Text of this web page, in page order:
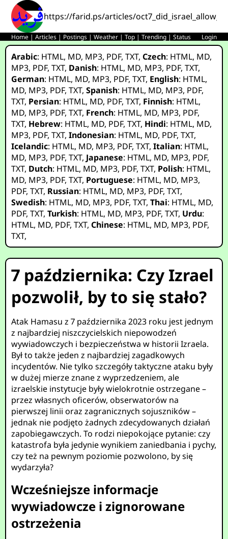
https://farid.ps/articles/
Home |Articles | Postings |Weather |Top |Trending |Status Login
Arabic: HTML, MD, MP3, PDF,TXT,Czech: HTML, MD,
MP3, PDF,TXT, Danish: HTML, MD, MP3, PDF,TXT,
German: HTML, MD, MP3, PDF,TXT, English: HTML,
MD, MP3, PDF,TXT,Spanish: HTML, MD, MP3, PDF,
TXT, Persian: HTML, MD, PDF,TXT, Finnish: HTML,
MD, MP3, PDF,TXT, French: HTML, MD, MP3, PDF,
TXT, Hebrew: HTML, MD, PDF,TXT, Hindi: HTML, MD,
MP3, PDF,TXT,Indonesian: HTML, MD, PDF,TXT,
Icelandic: HTML, MD, MP3, PDF,TXT,Italian: HTML,
MD, MP3, PDF,TXT, Japanese: HTML, MD, MP3, PDF,
TXT, Dutch: HTML, MD, MP3, PDF,TXT, Polish: HTML,
MD, MP3, PDF,TXT, Portuguese: HTML, MD, MP3,
PDF,TXT, Russian: HTML, MD, MP3, PDF,TXT,
Swedish: HTML, MD, MP3, PDF,TXT,Thai: HTML, MD,
PDF,TXT,Turkish: HTML, MD, MP3, PDF,TXT, Urdu:
HTML, MD, PDF,TXT,Chinese: HTML, MD, MP3, PDF,
TXT,
7 października: Czy Izrael
pozwolił, by to się stało?
Atak Hamasu z 7 października 2023 roku jest jednym
z najbardziej niszczycielskich niepowodzeń
wywiadowczych i bezpieczeństwa w historii Izraela.
Był to także jeden z najbardziej zagadkowych
incydentów. Nie tylko szczegóły taktyczne ataku były
w dużej mierze znane z wyprzedzeniem, ale
izraelskie instytucje były wielokrotnie ostrzegane –
przez własnych oficerów, obserwatorów na
pierwszej linii oraz zagranicznych sojuszników –
jednak nie podjęto żadnych zdecydowanych działań
zapobiegawczych. To rodzi niepokojące pytanie: czy
katastrofa była jedynie wynikiem zaniedbania i pychy,
czy też na pewnym poziomie pozwolono, by się
wydarzyła?
Wcześniejsze informacje
wywiadowcze i zignorowane
ostrzeżenia